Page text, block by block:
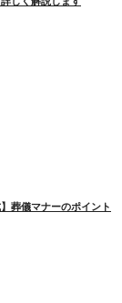
】葬儀マナーのポイント